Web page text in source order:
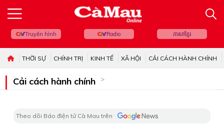
Truyền hình Radio ភាសាខ្មែរ
THỜI SỰ CHÍNH TRỊ KINH TẾ XÃ HỘI CẢI CÁCH HÀNH CHÍNH
Cải cách hành chính
Theo dõi Báo điện tử Cà Mau trên